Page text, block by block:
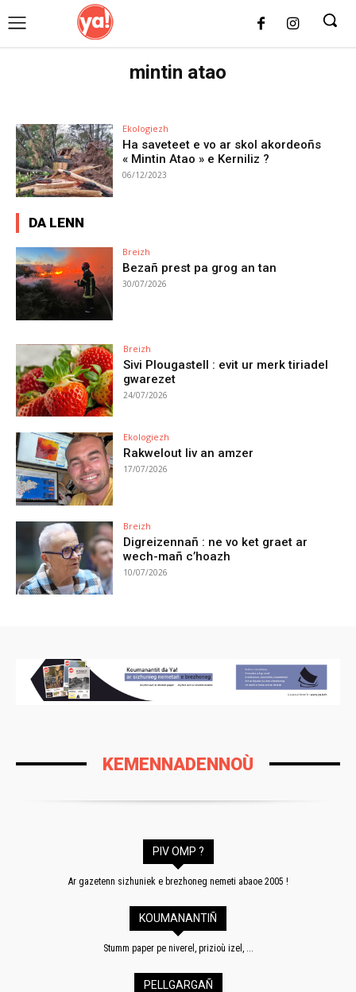
mintin atao
Ekologiezh
Ha saveteet e vo ar skol akordeoñs
« Mintin Atao » e Kerniliz ?
06/12/2023
DA LENN
Breizh
Bezañ prest pa grog an tan
30/07/2026
Breizh
Sivi Plougastell : evit ur merk tiriadel
gwarezet
24/07/2026
Ekologiezh
Rakwelout liv an amzer
17/07/2026
Breizh
Digreizennañ : ne vo ket graet ar
wech-mañ c’hoazh
10/07/2026
KEMENNADENNOÙ
PIV OMP ?
Ar gazetenn sizhuniek e brezhoneg nemeti abaoe 2005 !
KOUMANANTIÑ
Stumm paper pe niverel, prizioù izel, ...
PELLGARGAÑ